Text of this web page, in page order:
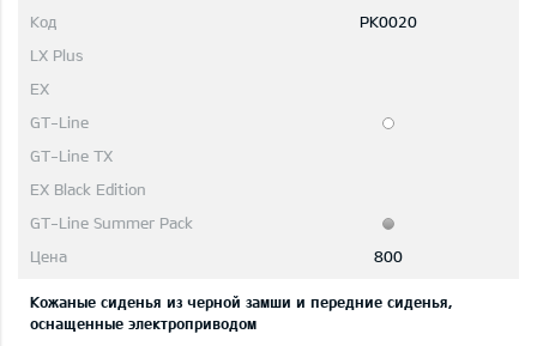
PK0020
800
Кожаные сиденья из черной замши и передние сиденья,
оснащенные электроприводом